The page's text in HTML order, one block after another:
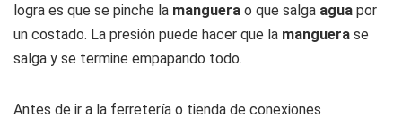
logra es que se pinche la manguera o que salga agua por
un costado. La presión puede hacer que la manguera se
salga y se termine empapando todo.
Antes de ir a la ferretería o tienda de conexiones